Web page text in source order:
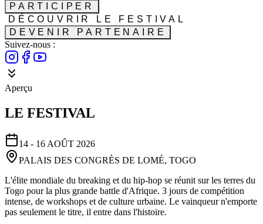
PARTICIPER
DÉCOUVRIR LE FESTIVAL
DEVENIR PARTENAIRE
Suivez-nous :
Aperçu
LE FESTIVAL
14 - 16 AOÛT 2026
PALAIS DES CONGRÈS DE LOMÉ, TOGO
L'élite mondiale du breaking et du hip-hop se réunit sur les terres du
Togo pour la plus grande battle d'Afrique. 3 jours de compétition
intense, de workshops et de culture urbaine. Le vainqueur n'emporte
pas seulement le titre, il entre dans l'histoire.